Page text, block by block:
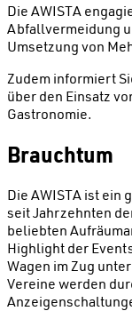
Die AWISTA
Abfallvermeidung
Umsetzung von
Zudem informiert
über den Einsatz
Gastronomie.
Brauchtum
Die AWISTA ist ein
seit Jahrzehnten
beliebten
Highlight der
Wagen im Zug
Vereine werden